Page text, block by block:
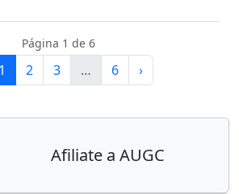
Página 1 de 6
1 2 3 … 6 ›
Afiliate a AUGC